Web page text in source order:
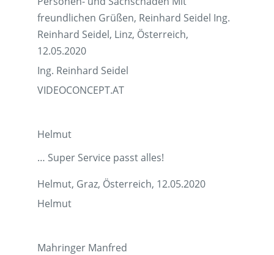
freundlichen Grüßen, Reinhard Seidel Ing.
Reinhard Seidel, Linz, Österreich,
12.05.2020
Ing. Reinhard Seidel
VIDEOCONCEPT.AT
Helmut
… Super Service passt alles!
Helmut, Graz, Österreich, 12.05.2020
Helmut
Mahringer Manfred